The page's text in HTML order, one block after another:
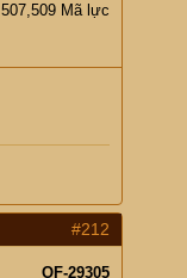
507,509 Mã lực
#212
OF-29305